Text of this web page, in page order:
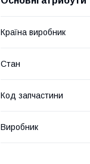
Країна виробник
Стан
Код запчастини
Виробник